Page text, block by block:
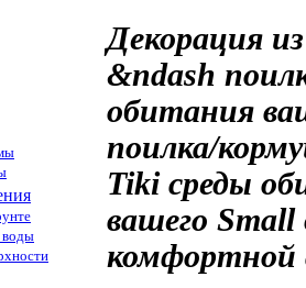
воды
Декорация
&ndash
обитания
поилка/
Tiki среды
вашего Small
комфортной